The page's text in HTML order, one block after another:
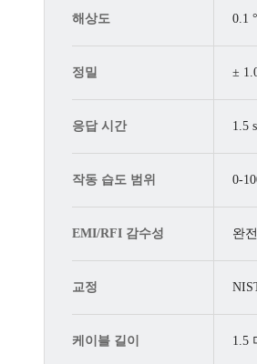
해상도 0.1
정밀 ±
응답 시간 1.5
작동 습도 범위 0-
EMI/RFI 감수성 완
교정
케이블 길이 1.5